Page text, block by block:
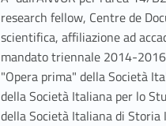
research fellow, Centre de
scientifica, affiliazione ad
mandato triennale 2014-
"Opera prima" della Società
della Società Italiana per lo
della Società Italiana di Storia